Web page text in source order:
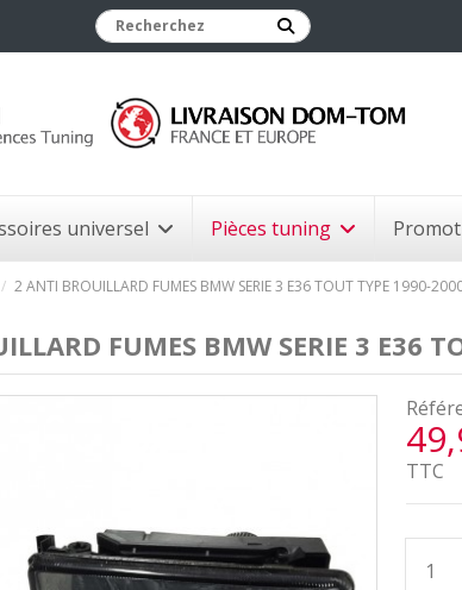
universel Pièces tuning
2 ANTI BROUILLARD FUMES BMW SERIE 3 E36 TOUT TYPE 1990-
FUMES BMW SERIE 3 E36
TTC